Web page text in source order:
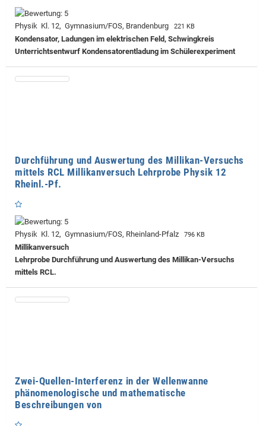
Physik Kl. 12, Gymnasium/FOS, Brandenburg 221 KB
Kondensator, Ladungen im elektrischen Feld, Schwingkreis
Unterrichtsentwurf Kondensatorentladung im Schülerexperiment
Durchführung und Auswertung des Millikan-Versuchs
mittels RCL Millikanversuch Lehrprobe Physik 12
Rheinl.-Pf.
Physik Kl. 12, Gymnasium/FOS, Rheinland-Pfalz 796 KB
Millikanversuch
Lehrprobe Durchführung und Auswertung des Millikan-Versuchs
mittels RCL.
Zwei-Quellen-Interferenz in der Wellenwanne
phänomenologische und mathematische
Beschreibungen von